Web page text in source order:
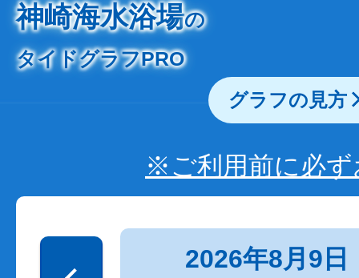
神崎海水浴場の
タイドグラフPRO
グラフの見方
※ご利用前に必
2026年8月9日